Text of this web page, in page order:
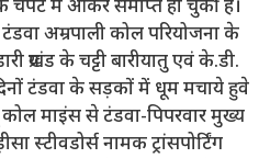
चपेट में आकर समाप्त हो चुकी है।
अम्रपाली कोल परियोजना के
प्रखंड के चट्टी बारीयातु एवं के.डी.
टंडवा के सड़कों में धूम मचाये हुवे
कोल माइंस से टंडवा-पिपरवार मुख्य
नामक ट्रांसपोर्टिंग